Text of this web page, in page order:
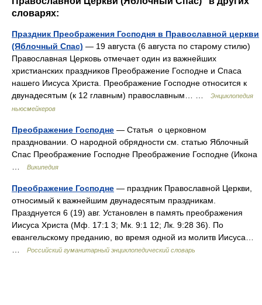
словарях:
Праздник Преображения Господня в Православной церкви
(Яблочный Спас) — 19 августа (6 августа по старому стилю)
Православная Церковь отмечает один из важнейших
христианских праздников Преображение Господне и Спаса
нашего Иисуса Христа. Преображение Господне относится к
двунадесятым (к 12 главным) православным… …
Энциклопедия
ньюсмейкеров
Преображение Господне — Статья о церковном
праздновании. О народной обрядности см. статью Яблочный
Спас Преображение Господне Преображение Господне (Икона
Википедия
Преображение Господне — праздник Православной Церкви,
относимый к важнейшим двунадесятым праздникам.
Празднуется 6 (19) авг. Установлен в память преображения
Иисуса Христа (Мф. 17:1 3; Мк. 9:1 12; Лк. 9:28 36). По
евангельскому преданию, во время одной из молитв Иисуса…
Российский гуманитарный энциклопедический словарь